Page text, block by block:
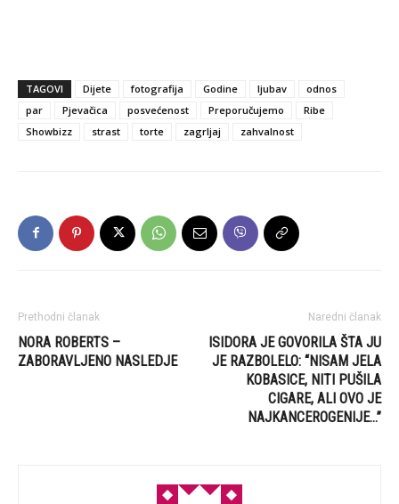
TAGOVI Dijete fotografija Godine ljubav
odnos
par
Pjevačica posvećenost Preporučujemo
Ribe
Showbizz
strast torte zagrljaj zahvalnost
Prethodni članak
NORA ROBERTS –
ZABORAVLJENO NASLEDJE
Naredni članak
ISIDORA JE GOVORILA ŠTA JU
JE RAZBOLELO: “NISAM JELA
KOBASICE, NITI PUŠILA
CIGARE, ALI OVO JE
NAJKANCEROGENIJE…”